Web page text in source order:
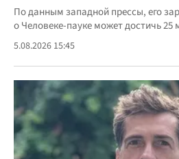
По данным западной прессы, его
о Человеке-пауке может достичь
5.08.2026 15:45